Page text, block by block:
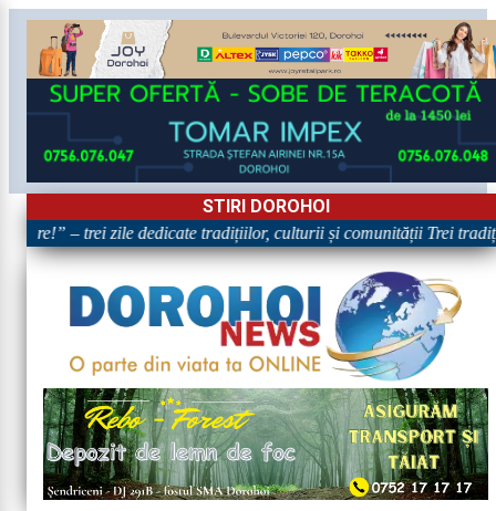
STIRI DOROHOI
– trei zile dedicate tradițiilor, culturii și comunității Trei